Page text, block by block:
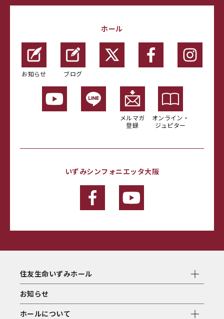
ホール
お知らせ ブログ
メルマガ
登録
オンライン・
ジュピター
いずみシンフォニエッタ大阪
住友生命いずみホール
お知らせ
ホールについて